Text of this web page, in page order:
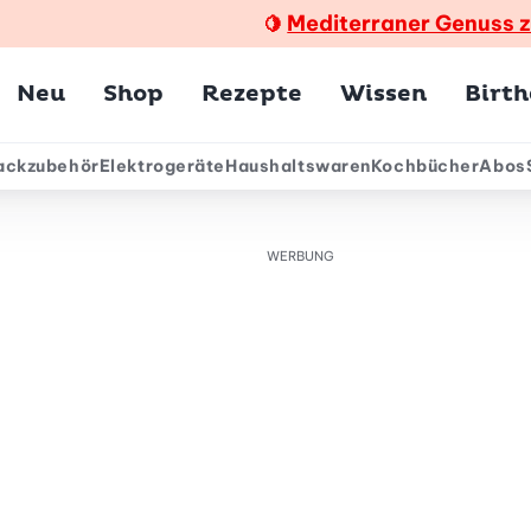
🍋 Mediterraner Genuss
Neu Shop Rezepte Wissen
ElektrogeräteHaushaltswarenKochbücherAbos
WERBUNG